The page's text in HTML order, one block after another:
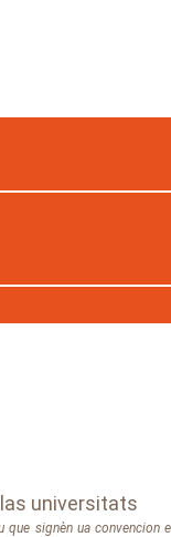
universitats
que signèn ua